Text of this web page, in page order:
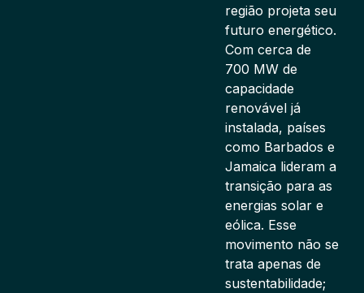
região projeta seu
futuro energético.
Com cerca de
700 MW de
capacidade
renovável já
instalada, países
como Barbados e
Jamaica lideram a
transição para as
energias solar e
eólica. Esse
movimento não se
trata apenas de
sustentabilidade;